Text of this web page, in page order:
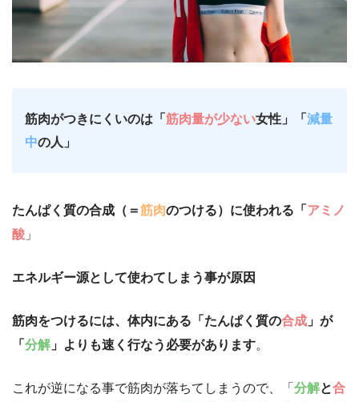
筋肉がつきにくいのは「 筋肉量が少ない女性」「 減量
中の人」
たんぱく質の合成（＝筋肉のつける）に使われる「 アミノ
酸 」
エネルギー源として使わてしまう事が原因
筋肉をつけるには、体内にある「たんぱく質の合成 」が
「 分解 」よりも速く行なう必要があります。
これが逆になる事で筋肉が落ちてしまうので、「 分解と合